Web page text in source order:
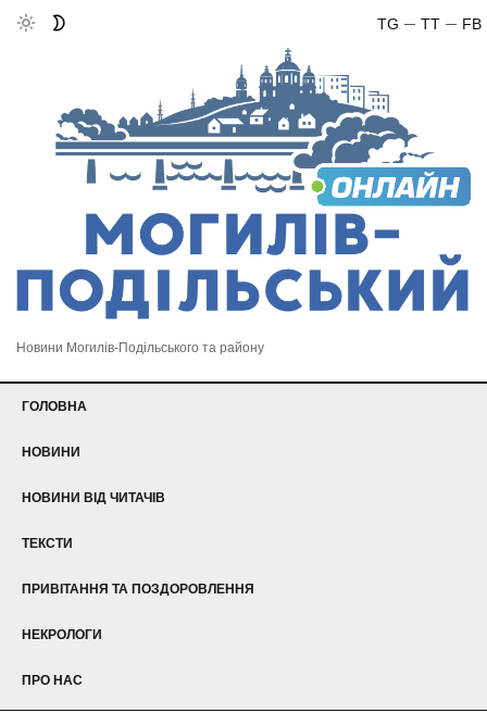
FB
TT
TG
Новини Могилів-Подільського та району
ГОЛОВНА
НОВИНИ
НОВИНИ ВІД ЧИТАЧІВ
ТЕКСТИ
ПРИВІТАННЯ ТА ПОЗДОРОВЛЕННЯ
НЕКРОЛОГИ
ПРО НАС